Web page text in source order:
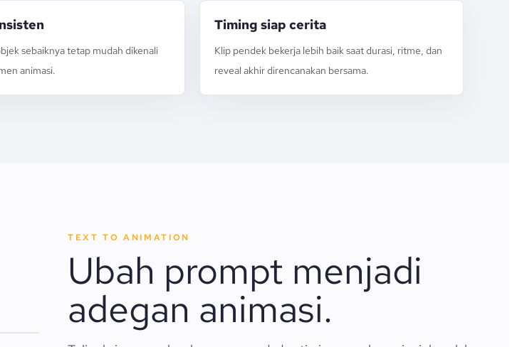
sebaiknya tetap mudah dikenali
animasi.
Timing siap cerita
Klip pendek bekerja lebih baik saat durasi, ritme, dan
reveal akhir direncanakan bersama.
TEXT TO ANIMATION
Ubah prompt menjadi
adegan animasi.